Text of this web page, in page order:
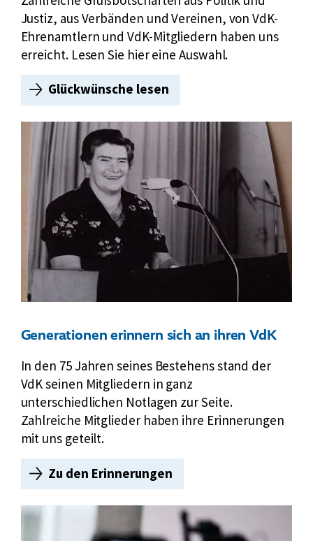
s
h
e
u
t
e
Justiz, aus Verbänden und Vereinen, von VdK-
Ehrenamtlern und VdK-Mitgliedern haben uns
erreicht. Lesen Sie hier eine Auswahl.
Glückwünsche lesen
G
w
ü
n
s
c
h
e
u
d
G
r
u
ß
b
o
t
s
h
Generationen erinnern sich an ihren VdK
In den 75 Jahren seines Bestehens stand der
VdK seinen Mitgliedern in ganz
unterschiedlichen Notlagen zur Seite.
Zahlreiche Mitglieder haben ihre Erinnerungen
mit uns geteilt.
Zu den Erinnerungen
G
n